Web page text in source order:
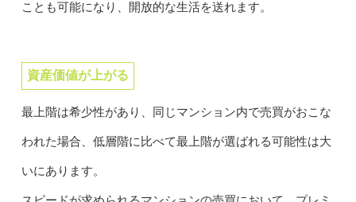
ことも可能になり、開放的な生活を送れます。
資産価値が上がる
最上階は希少性があり、同じマンション内で売買がおこな
われた場合、低層階に比べて最上階が選ばれる可能性は大
いにあります。